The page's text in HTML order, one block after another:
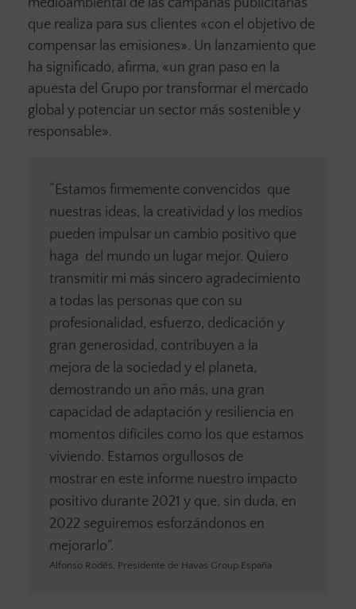
medioambiental de las campañas publicitarias
que realiza para sus clientes «con el objetivo de
compensar las emisiones». Un lanzamiento que
ha significado, afirma, «un gran paso en la
apuesta del Grupo por transformar el mercado
global y potenciar un sector más sostenible y
responsable».
“Estamos firmemente convencidos que
nuestras ideas, la creatividad y los medios
pueden impulsar un cambio positivo que
haga del mundo un lugar mejor. Quiero
transmitir mi más sincero agradecimiento
a todas las personas que con su
profesionalidad, esfuerzo, dedicación y
gran generosidad, contribuyen a la
mejora de la sociedad y el planeta,
demostrando un año más, una gran
capacidad de adaptación y resiliencia en
momentos difíciles como los que estamos
viviendo. Estamos orgullosos de
mostrar en este informe nuestro impacto
positivo durante 2021 y que, sin duda, en
2022 seguiremos esforzándonos en
mejorarlo”.
Alfonso Rodés, Presidente de Havas Group España